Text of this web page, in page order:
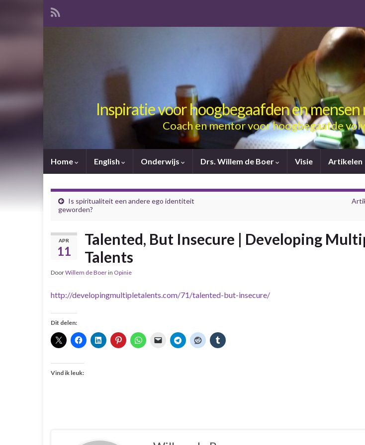
Inspiratie voor hoogbegaafden en
Coach en mentor voor hoogbegaafde
Home English Onderwijs Drs. Willem de Boer Visie Artikelen
Is spiritualiteit een andere ego identiteit
geworden?
APR
11
Talented, But Insecure | Developing
Talents
DoorWillem de Boerin Opinie
http://developingmultipletalents.com/71/talented-but-insecure/
Dit delen:
Vind ik leuk: